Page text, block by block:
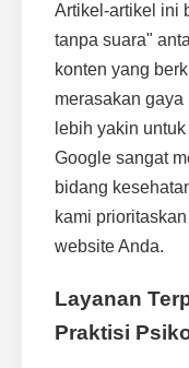
Artikel-artikel ini
tanpa suara"
konten yang
merasakan
lebih yakin
Google sangat
bidang
kami
website Anda.
Layanan
Praktisi